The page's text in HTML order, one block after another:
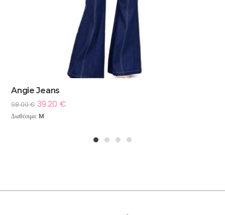
Angie Jeans
98.00€ 39.20 €
Διαθέσιμα: M